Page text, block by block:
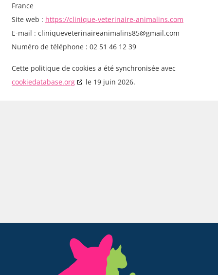
France
Site web : https://clinique-veterinaire-animalins.com
E-mail : cliniqueveterinaireanimalins85@gmail.com
Numéro de téléphone : 02 51 46 12 39
Cette politique de cookies a été synchronisée avec
cookiedatabase.org
le 19 juin 2026.